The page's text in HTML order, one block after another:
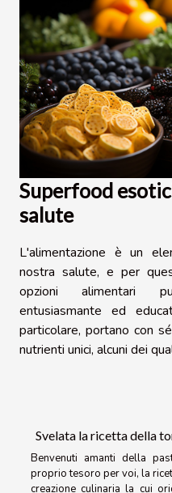
Superfood
salute
L'alimentazione è un
nostra salute, e per
opzioni alimentari
entusiasmante ed
particolare, portano con
nutrienti unici, alcuni dei
Svelata la ricetta della
Benvenuti amanti della
proprio tesoro per voi, la
creazione culinaria la cui